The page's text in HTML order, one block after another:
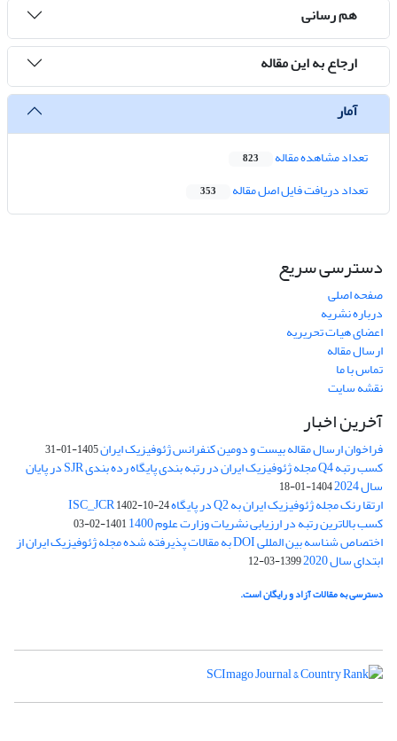
هم رسانی
ارجاع به این مقاله
آمار
تعداد مشاهده مقاله 823
تعداد دریافت فایل اصل مقاله 353
دسترسی سریع
صفحه اصلی
درباره نشریه
اعضای هیات تحریریه
ارسال مقاله
تماس با ما
نقشه سایت
آخرین اخبار
فراخوان ارسال مقاله بیست و دومین کنفرانس ژئوفیزیک ایران1405-01-31
کسب رتبه Q4 مجله ژئوفیزیک ایران در رتبه بندی پایگاه رده بندی SJR در پایان
سال 2024 1404-01-18
ارتقا رنک مجله ژئوفیزیک ایران به Q2 در پایگاه ISC_JCR 1402-10-24
کسب بالاترین رتبه در ارزیابی نشریات وزارت علوم 1400 1401-02-03
اختصاص شناسه بین المللی DOI به مقالات پذیرفته شده مجله ژئوفیزیک ایران از
ابتدای سال 2020 1399-03-12
دسترسی به مقالات آزاد و رایگان است.